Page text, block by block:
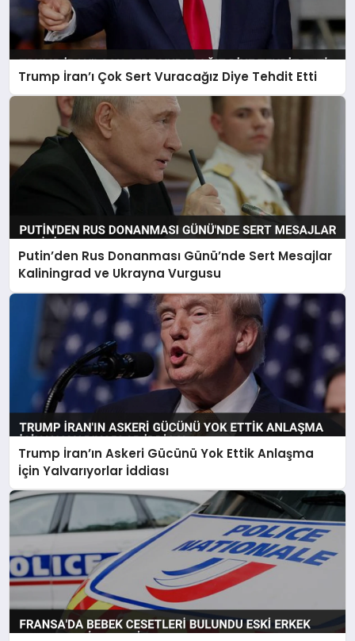
Trump İran’ı Çok Sert Vuracağız Diye Tehdit Etti
Putin’den Rus Donanması Günü’nde Sert Mesajlar
Kaliningrad ve Ukrayna Vurgusu
Trump İran’ın Askeri Gücünü Yok Ettik Anlaşma
İçin Yalvarıyorlar İddiası